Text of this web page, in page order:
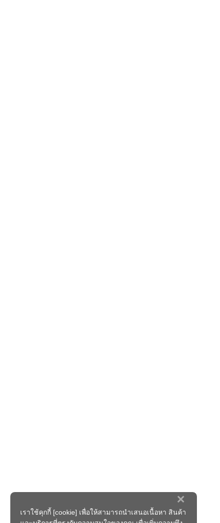
×
เราใช้คุกกี้ [cookie] เพื่อให้สามารถนำเสนอเนื้อหา สินค้า